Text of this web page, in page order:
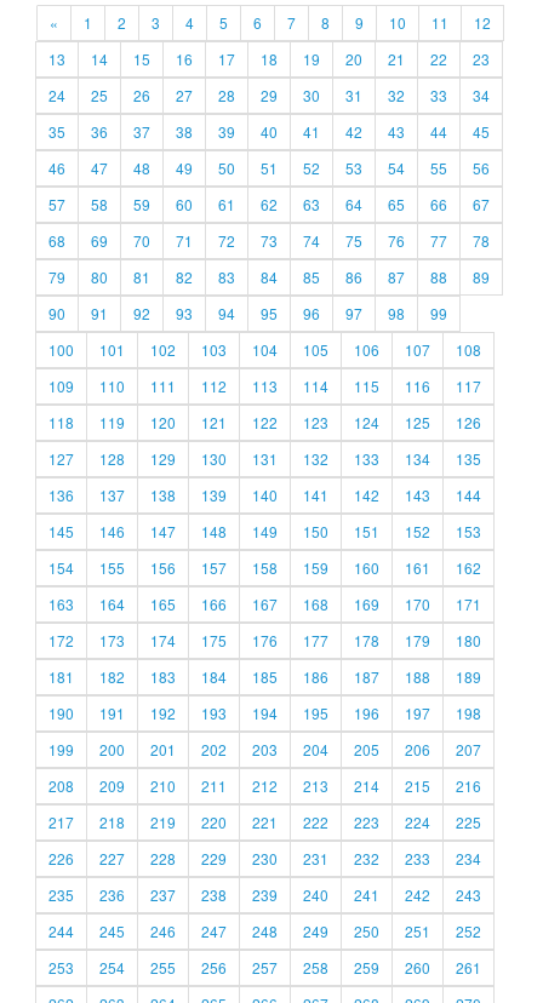
« 1 2 3 4 5 6 7 8 9 10 11
12
13
14 15 16 17 18 19 20 21 22
23
24
25 26 27 28 29 30 31 32 33
34
35
36 37 38 39 40 41 42 43 44
45
46
47 48 49 50 51 52 53 54 55
56
57
58 59 60 61 62 63 64 65 66
67
68
69 70 71 72 73 74 75 76 77
78
79
80 81 82 83 84 85 86 87 88
89
90
91 92 93 94 95 96 97 98
99
100
101 102 103 104 105 106 107
108
109
110 111 112 113 114 115 116
117
118
119 120 121 122 123 124 125
126
127
128 129 130 131 132 133 134
135
136
137 138 139 140 141 142 143
144
145
146 147 148 149 150 151 152
153
154
155 156 157 158 159 160 161
162
163
164 165 166 167 168 169 170
171
172
173 174 175 176 177 178 179
180
181
182 183 184 185 186 187 188
189
190
191 192 193 194 195 196 197
198
199
200 201 202 203 204 205 206
207
208
209 210 211 212 213 214 215
216
217
218 219 220 221 222 223 224
225
226
227 228 229 230 231 232 233
234
235
236 237 238 239 240 241 242
243
244
245 246 247 248 249 250 251
252
253
254 255 256 257 258 259 260
261